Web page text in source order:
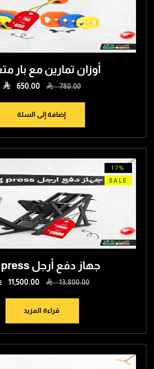
أوزان تمارين مع بار متعدد

 650.00
إضافة إلى السلة
جهاز دفع أرجل leg press
13,800.00
11,500.00
قراءة المزيد